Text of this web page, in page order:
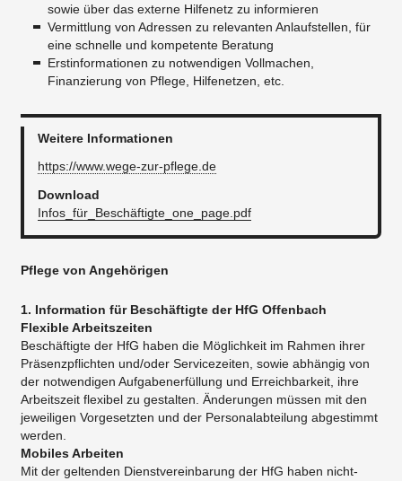
sowie über das externe Hilfenetz zu informieren
Vermittlung von Adressen zu relevanten Anlaufstellen, für
eine schnelle und kompetente Beratung
Erstinformationen zu notwendigen Vollmachen,
Finanzierung von Pflege, Hilfenetzen, etc.
Weitere Informationen
https://www.wege-zur-pflege.de
Download
Infos_für_Beschäftigte_one_page.pdf
Pflege von Angehörigen
1. Information für Beschäftigte der HfG Offenbach
Flexible Arbeitszeiten
Beschäftigte der HfG haben die Möglichkeit im Rahmen ihrer
Präsenzpflichten und/oder Servicezeiten, sowie abhängig von
der notwendigen Aufgabenerfüllung und Erreichbarkeit, ihre
Arbeitszeit flexibel zu gestalten. Änderungen müssen mit den
jeweiligen Vorgesetzten und der Personalabteilung abgestimmt
werden.
Mobiles Arbeiten
Mit der geltenden Dienstvereinbarung der HfG haben nicht-